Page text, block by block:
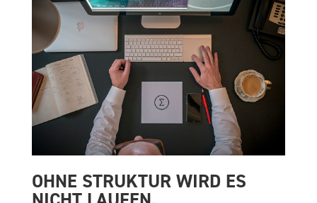
OHNE STRUKTUR WIRD ES